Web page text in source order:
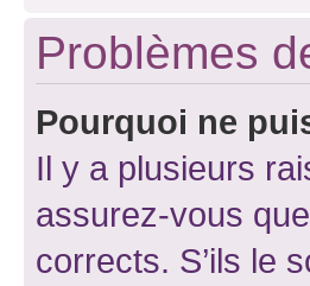
Problèmes
Pourquoi ne
Il y a plusieurs
assurez-vous
corrects. S’ils le